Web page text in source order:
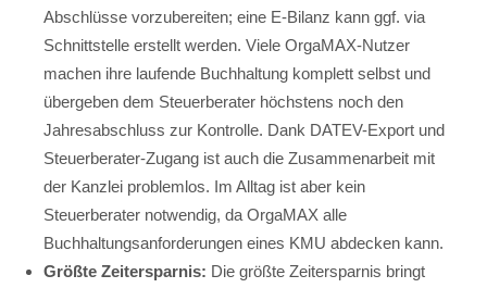
Abschlüsse vorzubereiten; eine E-Bilanz kann ggf. via
Schnittstelle erstellt werden. Viele OrgaMAX-Nutzer
machen ihre laufende Buchhaltung komplett selbst und
übergeben dem Steuerberater höchstens noch den
Jahresabschluss zur Kontrolle. Dank DATEV-Export und
Steuerberater-Zugang ist auch die Zusammenarbeit mit
der Kanzlei problemlos. Im Alltag ist aber kein
Steuerberater notwendig, da OrgaMAX alle
Buchhaltungsanforderungen eines KMU abdecken kann.
Größte Zeitersparnis: Die größte Zeitersparnis bringt